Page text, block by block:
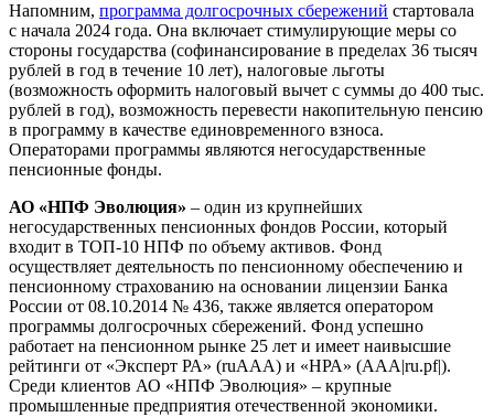
Напомним, программа долгосрочных сбережений стартовала
с начала 2024 года. Она включает стимулирующие меры со
стороны государства (софинансирование в пределах 36 тысяч
рублей в год в течение 10 лет), налоговые льготы
(возможность оформить налоговый вычет с суммы до 400 тыс.
рублей в год), возможность перевести накопительную пенсию
в программу в качестве единовременного взноса.
Операторами программы являются негосударственные
пенсионные фонды.
АО «НПФ Эволюция» – один из крупнейших
негосударственных пенсионных фондов России, который
входит в ТОП-10 НПФ по объему активов. Фонд
осуществляет деятельность по пенсионному обеспечению и
пенсионному страхованию на основании лицензии Банка
России от 08.10.2014 № 436, также является оператором
программы долгосрочных сбережений. Фонд успешно
работает на пенсионном рынке 25 лет и имеет наивысшие
рейтинги от «Эксперт РА» (ruAАA) и «НРА» (ААА|ru.pf|).
Среди клиентов АО «НПФ Эволюция» – крупные
промышленные предприятия отечественной экономики.